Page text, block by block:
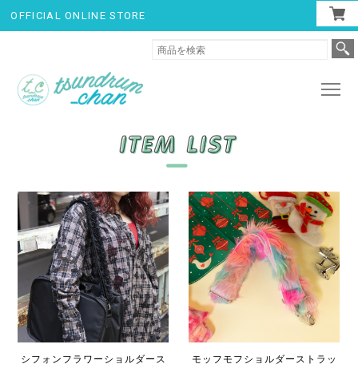
OFFICIAL ONLINE STORE
シフォンフラワーショルダース
モッフモフショルダーストラッ